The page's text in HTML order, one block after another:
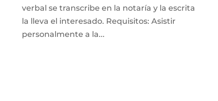
verbal se transcribe en la notaría y la escrita
la lleva el interesado. Requisitos: Asistir
personalmente a la...